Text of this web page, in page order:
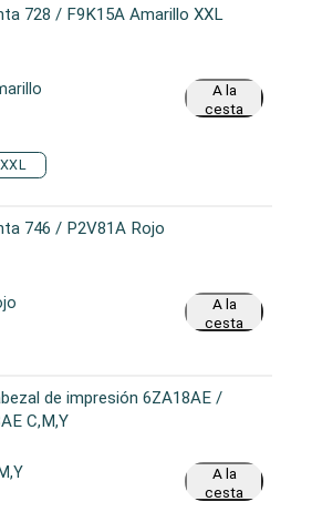
728 / F9K15A Amarillo XXL
XXL
A la
cesta
746 / P2V81A Rojo
A la
cesta
de impresión 6ZA18AE /
C,M,Y
A la
cesta